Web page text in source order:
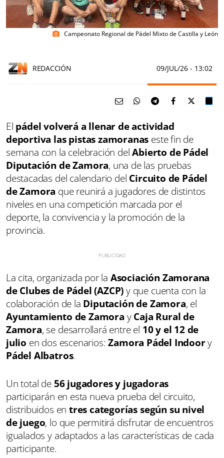
photo_camera Campeonato Regional de Pádel Mixto de Castilla y León
REDACCIÓN 09/JUL/26 - 13:02
El pádel volverá a llenar de actividad
deportiva las pistas zamoranas este fin de
semana con la celebración delAbierto de Pádel
Diputación de Zamora, una de las pruebas
destacadas del calendario del Circuito de Pádel
de Zamora que reunirá a jugadores de distintos
niveles en una competición marcada por el
deporte, la convivencia y la promoción de la
provincia.
La cita, organizada por la Asociación Zamorana
de Clubes de Pádel (AZCP)y que cuenta con la
colaboración de la Diputación de Zamora, el
Ayuntamiento de Zamora yCaja Rural de
Zamora, se desarrollará entre el 10 y el 12 de
julio en dos escenarios:Zamora Pádel Indoory
Pádel Albatros.
Un total de 56 jugadores y jugadoras
participarán en esta nueva prueba del circuito,
distribuidos en tres categorías según su nivel
de juego, lo que permitirá disfrutar de encuentros
igualados y adaptados a las características de cada
participante.